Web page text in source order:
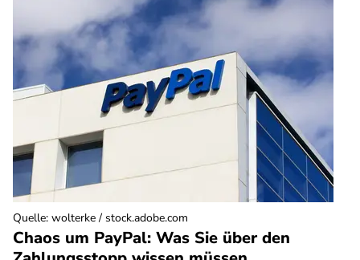
Chaos um PayPal: Was Sie über den
Quelle: wolterke / stock.adobe.com